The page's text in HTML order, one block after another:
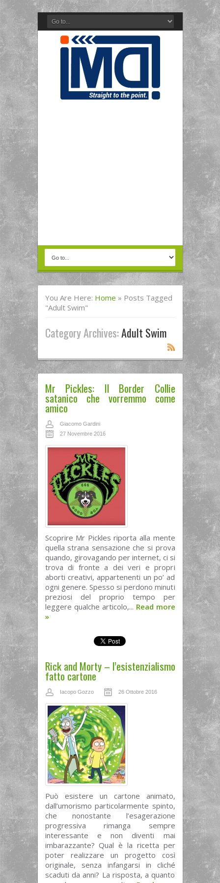
You Are Here: Home » Posts Tagged
"adult Swim"
Category Archives:Adult Swim
Mr Pickles: Il Border Collie
satanico che vorremmo come
amico
Giacomo Gardini
27 Novembre 2016
Scoprire Mr Pickles riporta alla mente
quella strana sensazione che si prova
quando, girovagando per internet, ci si
trova di fronte a dei veri e propri
aborti creativi, appartenenti un po’ ad
ogni genere. Spesso si perdono minuti
preziosi del proprio tempo per
leggere qualche articolo,... Read more
»
Rick and Morty – l’esistenzialismo
fatto cartone
Iacopo Gozzo 26 Ottobre 2016
Può esistere un cartone animato,
dall’umorismo particolarmente spinto,
che nonostante l’esagerazione
progressiva rimanga sempre
interessante e non diventi mai
imbarazzante? Qual è la ricetta per
poter realizzare un progetto così
originale, senza infangarsi in cliché
scaduti da anni? La risposta, a quanto